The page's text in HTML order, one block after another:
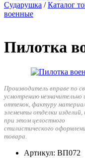
Сударушка / Каталог
военные
Пилотка
Производитель вправе по
усмотрению незначительно
оттенок, фактуру
элементы отделки изделий,
при этом целостного
стилистического
товара.
Артикул: ВП072